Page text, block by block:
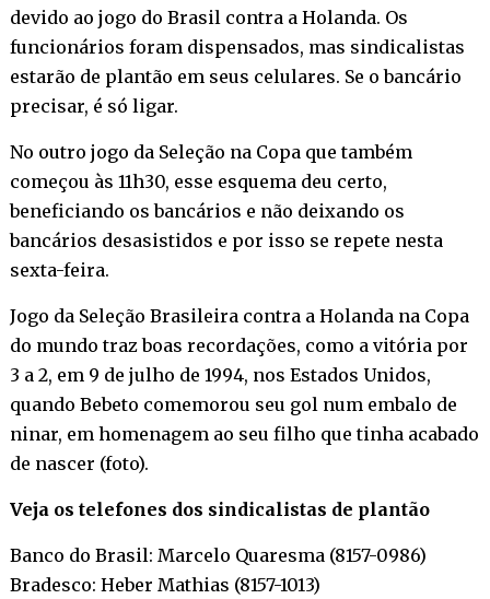
devido ao jogo do Brasil contra a Holanda. Os
funcionários foram dispensados, mas sindicalistas
estarão de plantão em seus celulares. Se o bancário
precisar, é só ligar.
No outro jogo da Seleção na Copa que também
começou às 11h30, esse esquema deu certo,
beneficiando os bancários e não deixando os
bancários desasistidos e por isso se repete nesta
sexta-feira.
Jogo da Seleção Brasileira contra a Holanda na Copa
do mundo traz boas recordações, como a vitória por
3 a 2, em 9 de julho de 1994, nos Estados Unidos,
quando Bebeto comemorou seu gol num embalo de
ninar, em homenagem ao seu filho que tinha acabado
de nascer (foto).
Veja os telefones dos sindicalistas de plantão
Banco do Brasil: Marcelo Quaresma (8157-0986)
Bradesco: Heber Mathias (8157-1013)